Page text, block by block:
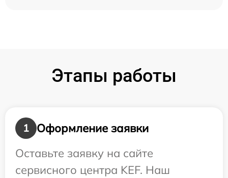
Этапы работы
1
Оформление заявки
Оставьте заявку на сайте
сервисного центра KEF. Наш